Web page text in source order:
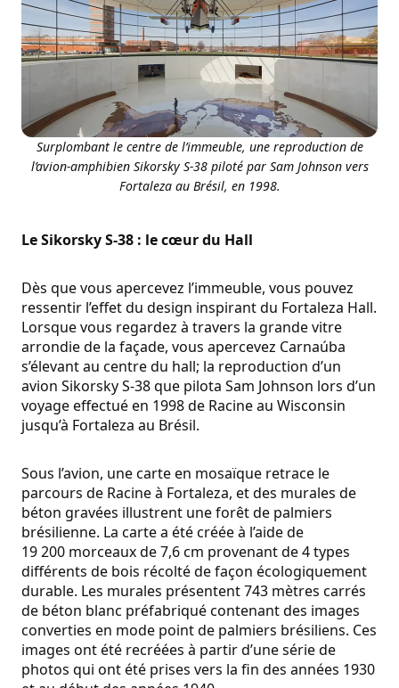
Surplombant le centre de l’immeuble, une reproduction de
l’avion-amphibien Sikorsky S-38 piloté par Sam Johnson vers
Fortaleza au Brésil, en 1998.
Le Sikorsky S-38 : le cœur du Hall
Dès que vous apercevez l’immeuble, vous pouvez
ressentir l’effet du design inspirant du Fortaleza Hall.
Lorsque vous regardez à travers la grande vitre
arrondie de la façade, vous apercevez Carnaúba
s’élevant au centre du hall; la reproduction d’un
avion Sikorsky S-38 que pilota Sam Johnson lors d’un
voyage effectué en 1998 de Racine au Wisconsin
jusqu’à Fortaleza au Brésil.
Sous l’avion, une carte en mosaïque retrace le
parcours de Racine à Fortaleza, et des murales de
béton gravées illustrent une forêt de palmiers
brésilienne. La carte a été créée à l’aide de
19 200 morceaux de 7,6 cm provenant de 4 types
différents de bois récolté de façon écologiquement
durable. Les murales présentent 743 mètres carrés
de béton blanc préfabriqué contenant des images
converties en mode point de palmiers brésiliens. Ces
images ont été recréées à partir d’une série de
photos qui ont été prises vers la fin des années 1930